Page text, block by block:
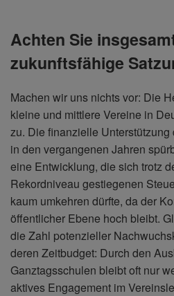
Achten Sie
zukunftsfähige
Machen wir uns nichts vor: Die
kleine und mittlere Vereine in
zu. Die finanzielle
in den vergangenen Jahren
eine Entwicklung, die sich trotz
Rekordniveau gestiegenen
kaum umkehren dürfte, da der
öffentlicher Ebene hoch bleibt.
die Zahl potenzieller
deren Zeitbudget: Durch den
Ganztagsschulen bleibt oft nur
aktives Engagement im